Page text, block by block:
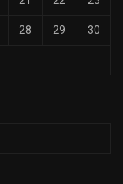
28 29 30